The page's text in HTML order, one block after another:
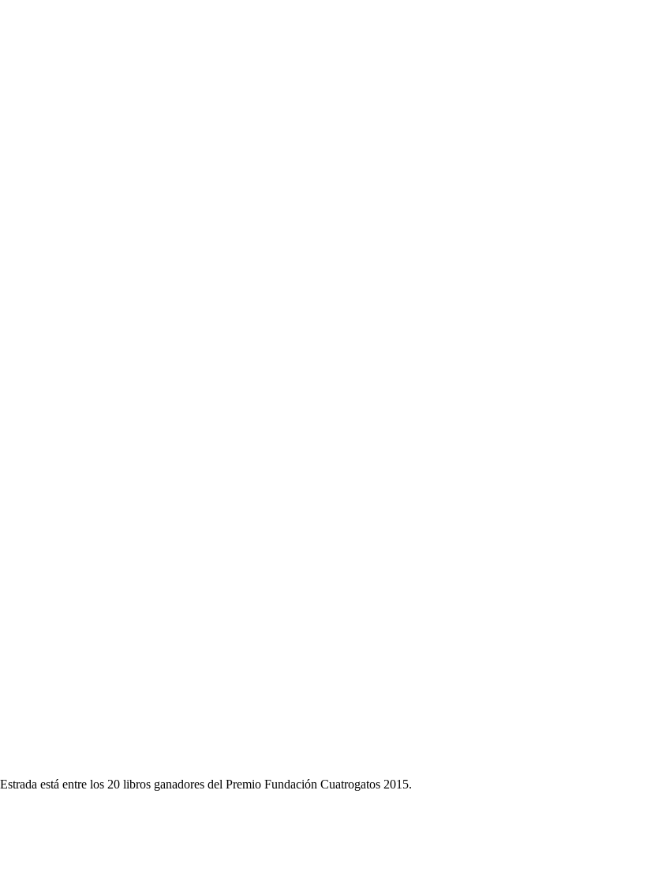
está entre los 20 libros ganadores del Premio Fundación Cuatrogatos 2015.